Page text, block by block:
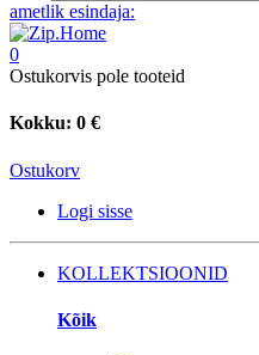
ametlik esindaja:
0
Ostukorvis pole tooteid
Kokku: 0 €
Ostukorv
Logi sisse
KOLLEKTSIOONID
Kõik